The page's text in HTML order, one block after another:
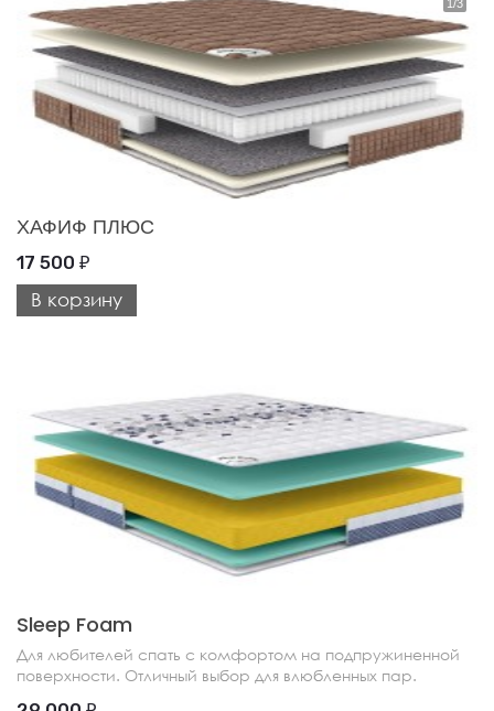
ХАФИФ ПЛЮС
17 500 ₽
В корзину
Sleep Foam
Для любителей спать с комфортом на подпружиненной
поверхности. Отличный выбор для влюбленных пар.